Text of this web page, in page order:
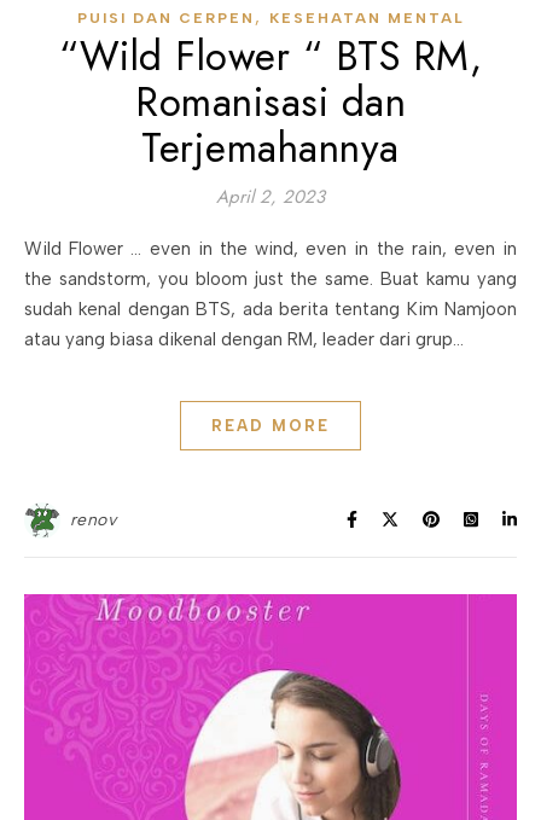
PUISI DAN CERPEN , KESEHATAN MENTAL
“Wild Flower “ BTS RM,
Romanisasi dan
Terjemahannya
April 2, 2023
Wild Flower … even in the wind, even in the rain, even in
the sandstorm, you bloom just the same. Buat kamu yang
sudah kenal dengan BTS, ada berita tentang Kim Namjoon
atau yang biasa dikenal dengan RM, leader dari grup…
READ MORE
renov